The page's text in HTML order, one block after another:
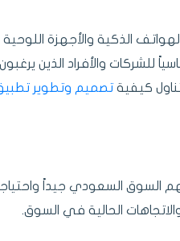
الذكية والأجهزة
للشركات والأفراد الذين
كيفية تصميم وتطوير
السعودي جيداً
الحالية في السوق.